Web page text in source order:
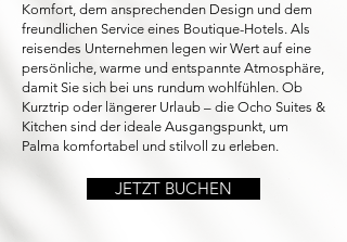
Komfort, dem ansprechenden Design und dem
freundlichen Service eines Boutique-Hotels. Als
reisendes Unternehmen legen wir Wert auf eine
persönliche, warme und entspannte Atmosphäre,
damit Sie sich bei uns rundum wohlfühlen. Ob
Kurztrip oder längerer Urlaub – die Ocho Suites &
Kitchen sind der ideale Ausgangspunkt, um
Palma komfortabel und stilvoll zu erleben.
JETZT BUCHEN